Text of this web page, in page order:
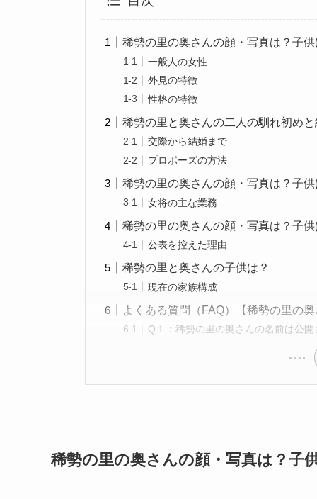
稀勢の里の奥さんの顔・写真は？子
一般人の女性
外見の特徴
性格の特徴
稀勢の里と奥さんの二人の馴れ初め
交際から結婚まで
プロポーズの方法
稀勢の里の奥さんの顔・写真は？子
女将の主な業務
稀勢の里の奥さんの顔・写真は？子
公表を控えた理由
稀勢の里と奥さんの子供は？
現在の家族構成
よくある質問（FAQ）【稀勢の里の
Q１：稀勢の里の奥さんの名前は公
稀勢の里の奥さんの顔・写真は？子